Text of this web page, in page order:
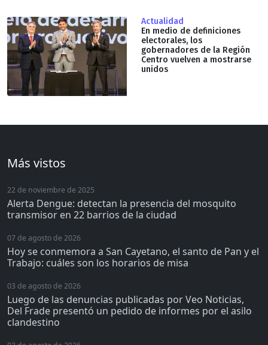
Actualidad
En medio de definiciones
electorales, los
gobernadores de la Región
Centro vuelven a mostrarse
unidos
Más vistos
22 de noviembre de 2025
Alerta Dengue: detectan la presencia del mosquito
transmisor en 22 barrios de la ciudad
07 de agosto de 2026
Hoy se conmemora a San Cayetano, el santo de Pan y el
Trabajo: cuáles son los horarios de misa
03 de agosto de 2026
Luego de las denuncias publicadas por Veo Noticias,
Del Frade presentó un pedido de informes por el asilo
clandestino